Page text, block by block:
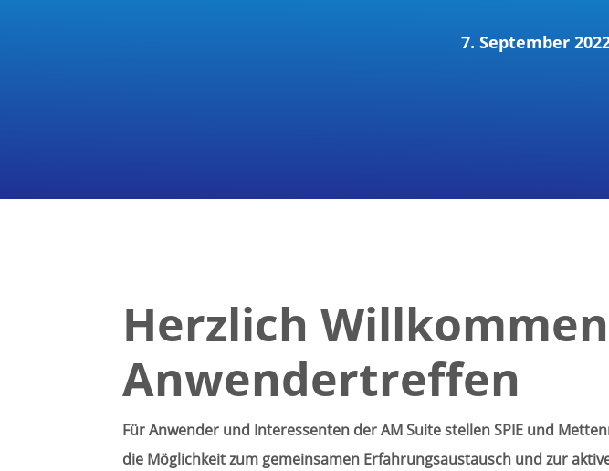
7. September
Herzlich
Anwendertreffen
Für Anwender und Interessenten der AM Suite stellen SPIE und
die Möglichkeit zum gemeinsamen Erfahrungsaustausch und zur